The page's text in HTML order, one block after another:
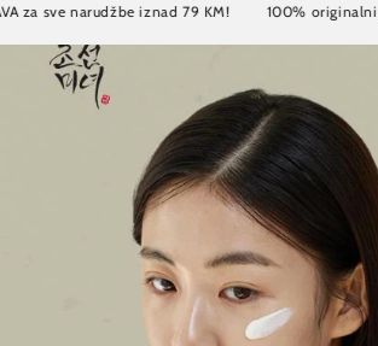
iznad 79 KM! 100% originalni proizvodi